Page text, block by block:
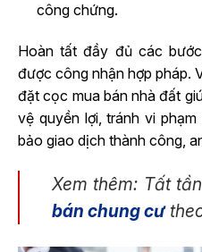
công chứng.
Hoàn tất đầy đủ các
được công nhận hợp pháp.
đặt cọc mua bán nhà đất
vệ quyền lợi, tránh vi
bảo giao dịch thành công,
Xem thêm: Tất
bán chung cư